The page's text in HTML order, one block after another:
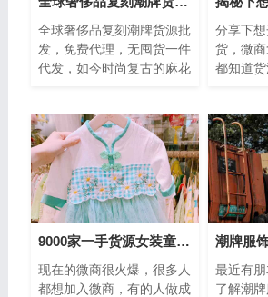
全球奢侈品复刻潮牌货源批
发，免费代理，无囤货一件
代发，如今时尚复古的麻花
个色泽非常的自然
分享下
货，微
都知道
牌，如
9000家一手货源女装童装一件代发，无需囤货
现在的微商很火爆，很多人
都想加入微商，有的人做成
最近有
了解潮